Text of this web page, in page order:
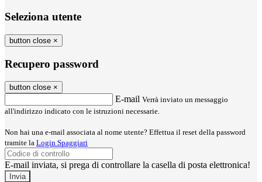
Seleziona utente
button close ×
Recupero password
button close ×
E-mail Verrà inviato un messaggio
all'indirizzo indicato con le istruzioni necessarie.
Non hai una e-mail associata al nome utente? Effettua il reset della password
tramite la Login Spaggiari
E-mail inviata, si prega di controllare la casella di posta elettronica!